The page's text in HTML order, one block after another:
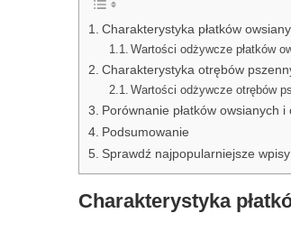
Charakterystyka płatków
Wartości odżywcze płatków
Charakterystyka otrębów
Wartości odżywcze otrębów
Porównanie płatków owsianych
Podsumowanie
Sprawdź najpopularniejsze
Charakterystyka